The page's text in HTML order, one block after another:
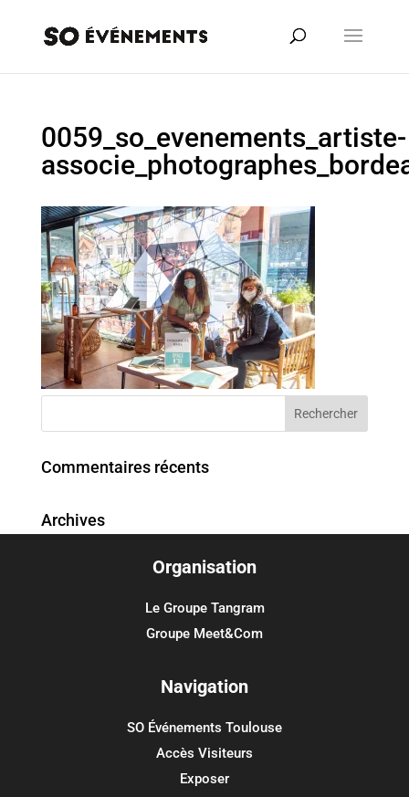
0059_so_evenements_artiste-
Commentaires récents
Archives
Flux des commentaires
Site de WordPress-FR
Organisation
Le Groupe Tangram
Groupe Meet&Com
Navigation
SO Événements Toulouse
Accès Visiteurs
Exposer